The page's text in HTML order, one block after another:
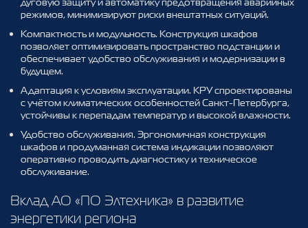
режимов, минимизируют риски внештатных ситуаций.
Компактность и модульность. Конструкция шкафов
позволяет оптимизировать пространство подстанции и
обеспечивает удобство обслуживания и модернизации в
будущем.
Адаптация к условиям эксплуатации. КРУ спроектированы
с учётом климатических особенностей Санкт‑Петербурга,
устойчивы к перепадам температур и высокой влажности.
Удобство обслуживания. Эргономичная конструкция
шкафов и продуманная система индикации позволяют
оперативно проводить диагностику и техническое
обслуживание.
Вклад АО «ПО Элтехника» в развитие
энергетики региона